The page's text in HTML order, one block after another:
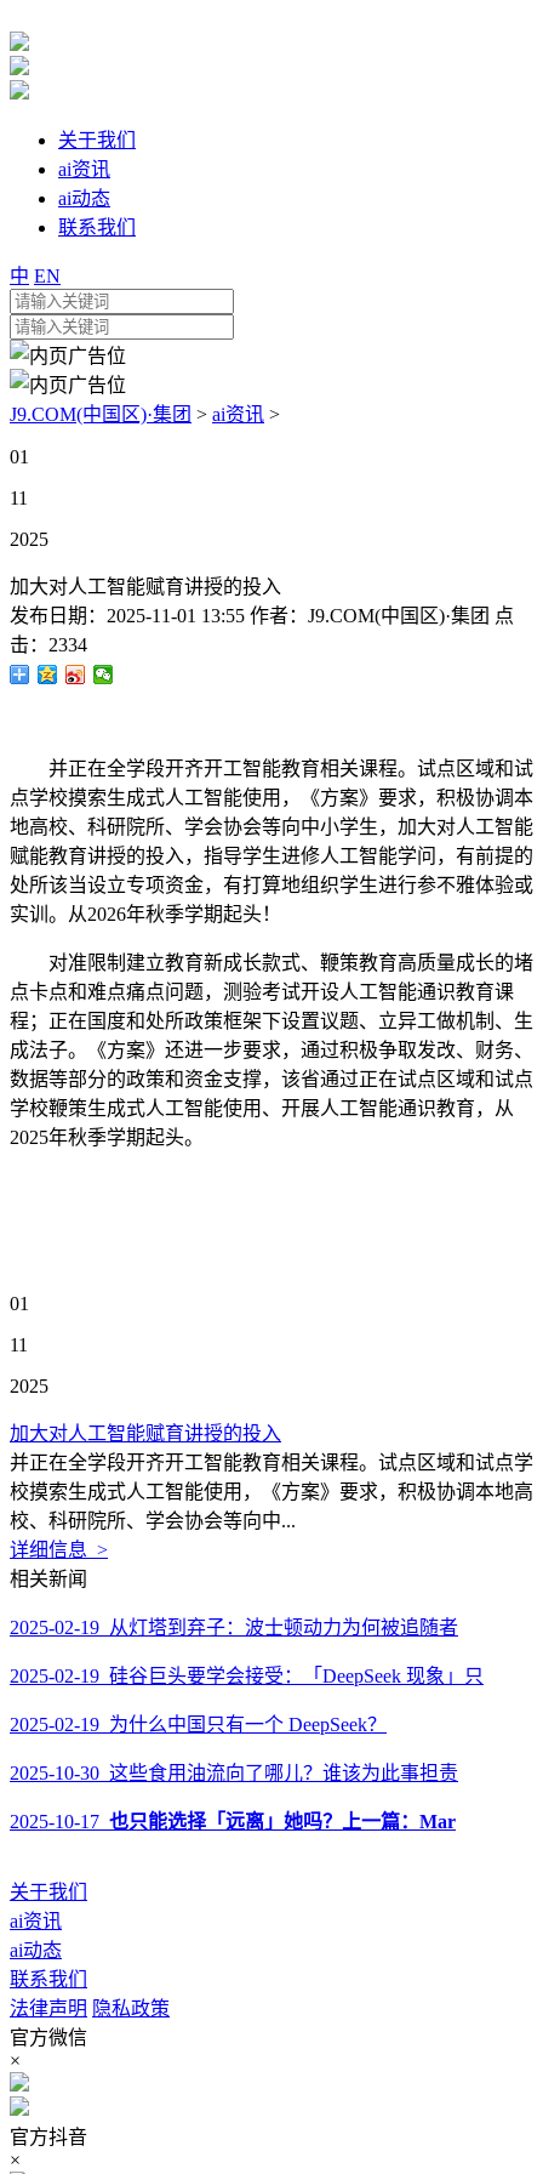
关于我们
ai资讯
ai动态
联系我们
中 EN
J9.COM(中国区)·集团 > ai资讯 >
01
11
2025
加大对人工智能赋育讲授的投入
发布日期： 2025-11-01 13:55 作者： J9.COM(中国区)·集团 点
击： 2334
并正在全学段开齐开工智能教育相关课程。试点区域和试
点学校摸索生成式人工智能使用，《方案》要求，积极协调本
地高校、科研院所、学会协会等向中小学生，加大对人工智能
赋能教育讲授的投入，指导学生进修人工智能学问，有前提的
处所该当设立专项资金，有打算地组织学生进行参不雅体验或
实训。从2026年秋季学期起头！
对准限制建立教育新成长款式、鞭策教育高质量成长的堵
点卡点和难点痛点问题，测验考试开设人工智能通识教育课
程；正在国度和处所政策框架下设置议题、立异工做机制、生
成法子。《方案》还进一步要求，通过积极争取发改、财务、
数据等部分的政策和资金支撑，该省通过正在试点区域和试点
学校鞭策生成式人工智能使用、开展人工智能通识教育，从
2025年秋季学期起头。
01
11
2025
加大对人工智能赋育讲授的投入
并正在全学段开齐开工智能教育相关课程。试点区域和试点学
校摸索生成式人工智能使用，《方案》要求，积极协调本地高
校、科研院所、学会协会等向中...
详细信息 >
相关新闻
2025-02-19 从灯塔到弃子：波士顿动力为何被追随者
2025-02-19 硅谷巨头要学会接受：「DeepSeek 现象」只
2025-02-19 为什么中国只有一个 DeepSeek？
2025-10-30 这些食用油流向了哪儿？谁该为此事担责
2025-10-17 也只能选择「远离」她吗？上一篇：Mar
关于我们
ai资讯
ai动态
联系我们
法律声明 隐私政策
官方微信
×
官方抖音
×